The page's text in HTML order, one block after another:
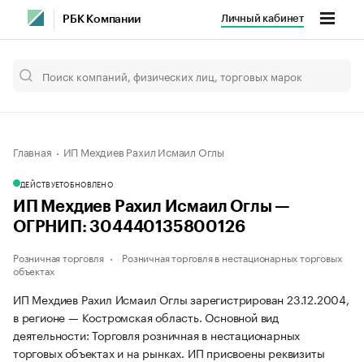
РБК Компании Личный кабинет
Главная ИП Мехдиев Рахил Исмаил Оглы
ДЕЙСТВУЕТОБНОВЛЕНО
ИП Мехдиев Рахил Исмаил Оглы —
ОГРНИП: 304440135800126
Розничная торговля
Розничная торговля в нестационарных торговых
объектах
ИП Мехдиев Рахил Исмаил Оглы зарегистрирован 23.12.2004,
в регионе — Костромская область. Основной вид
деятельности: Торговля розничная в нестационарных
торговых объектах и на рынках. ИП присвоены реквизиты